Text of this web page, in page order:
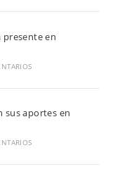
en
sus aportes en